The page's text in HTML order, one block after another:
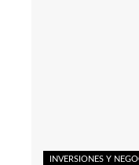
INVERSIONES Y